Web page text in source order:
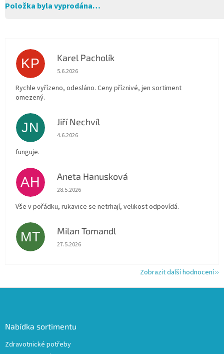
Položka byla vyprodána…
KP Karel Pacholík
Hodnocení obchodu je 4 z 5 hvězdiček.
5.6.2026
Rychle vyřízeno, odesláno. Ceny příznivé, jen sortiment
omezený.
JN Jiří Nechvíl
Hodnocení obchodu je 5 z 5 hvězdiček.
4.6.2026
funguje.
AH Aneta Hanusková
Hodnocení obchodu je 5 z 5 hvězdiček.
28.5.2026
Vše v pořádku, rukavice se netrhají, velikost odpovídá.
MT Milan Tomandl
Hodnocení obchodu je 5 z 5 hvězdiček.
27.5.2026
Zobrazit další hodnocení
Nabídka sortimentu
Zdravotnické potřeby